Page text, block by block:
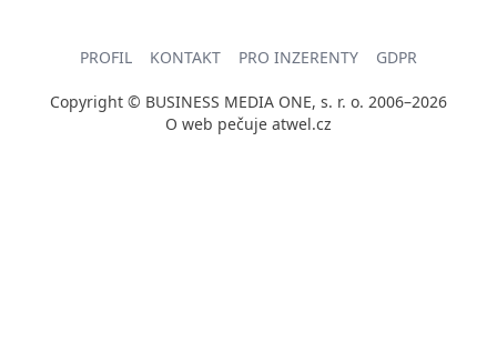
PROFIL KONTAKT PRO INZERENTY GDPR
Copyright © BUSINESS MEDIA ONE, s. r. o. 2006–2026